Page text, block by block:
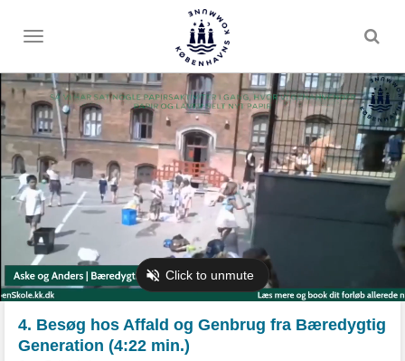
Toggle
4. Besøg hos Affald og Genbrug fra Bæredygtig
Generation (4:22 min.)